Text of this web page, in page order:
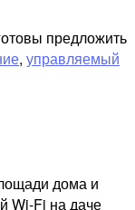
предложить
, управляемый
дома и
Wi-Fi на даче